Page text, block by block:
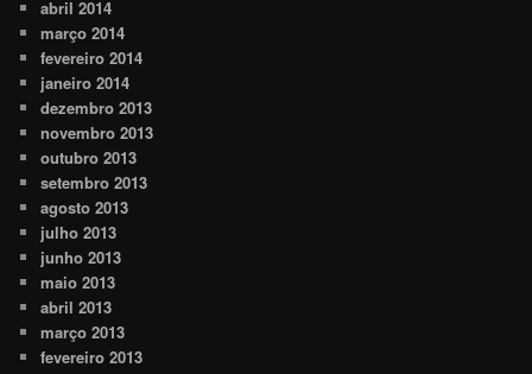
abril 2014
março 2014
fevereiro 2014
janeiro 2014
dezembro 2013
novembro 2013
outubro 2013
setembro 2013
agosto 2013
julho 2013
junho 2013
maio 2013
abril 2013
março 2013
fevereiro 2013